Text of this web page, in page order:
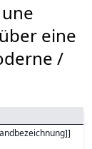
eine
/
]